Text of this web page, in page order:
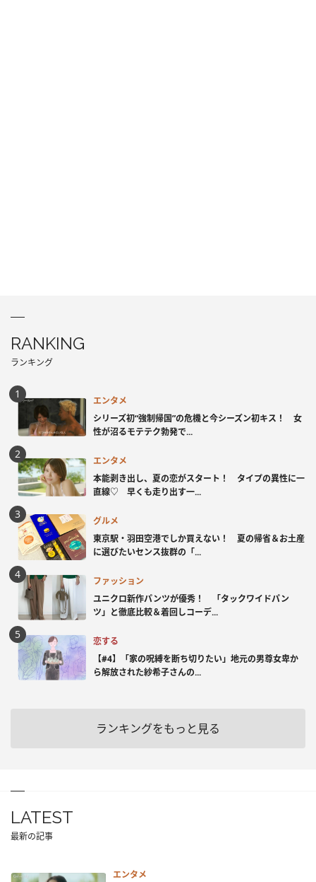
RANKING
ランキング
エンタメ
シリーズ初“強制帰国”の危機と今シーズン初キス！ 女
性が沼るモテテク勃発で...
エンタメ
本能剥き出し、夏の恋がスタート！ タイプの異性に一
直線♡ 早くも走り出す一...
グルメ
東京駅・羽田空港でしか買えない！ 夏の帰省＆お土産
に選びたいセンス抜群の「...
ファッション
ユニクロ新作パンツが優秀！ 「タックワイドパン
ツ」と徹底比較＆着回しコーデ...
恋する
【#4】「家の呪縛を断ち切りたい」地元の男尊女卑か
ら解放された紗希子さんの...
ランキングをもっと見る
LATEST
最新の記事
エンタメ